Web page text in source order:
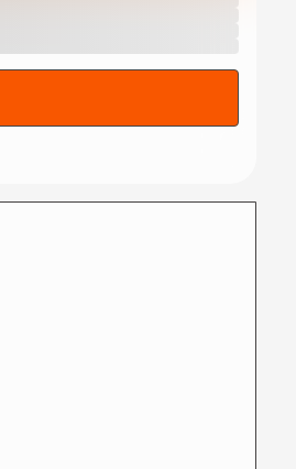
Gui, torcedor do Vasco,
destaque na Copa...